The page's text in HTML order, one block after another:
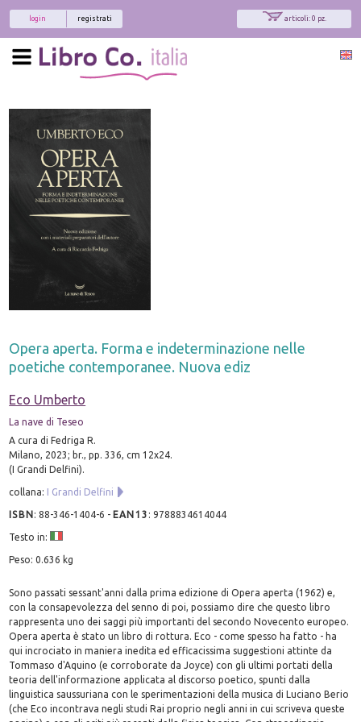
articoli: 0 pz.
registrati
login
Opera aperta. Forma e indeterminazione nelle
poetiche contemporanee. Nuova ediz
Eco Umberto
La nave di Teseo
A cura di Fedriga R.
Milano, 2023; br., pp. 336, cm 12x24.
(I Grandi Delfini).
collana: I Grandi Delfini
ISBN:88-346-1404-6 - EAN13 :9788834614044
Testo in:
Peso: 0.636 kg
Sono passati sessant'anni dalla prima edizione di Opera aperta (1962) e,
con la consapevolezza del senno di poi, possiamo dire che questo libro
rappresenta uno dei saggi più importanti del secondo Novecento europeo.
Opera aperta è stato un libro di rottura. Eco - come spesso ha fatto - ha
qui incrociato in maniera inedita ed efficacissima suggestioni attinte da
Tommaso d'Aquino (e corroborate da Joyce) con gli ultimi portati della
teoria dell'informazione applicata al discorso poetico, spunti dalla
linguistica saussuriana con le sperimentazioni della musica di Luciano Berio
(che Eco incontrava negli studi Rai proprio negli anni in cui scriveva queste